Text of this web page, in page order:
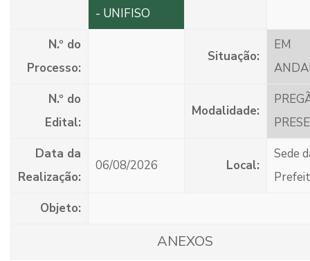
- UNIFISO
N.º do
Processo:
Situação:
EM
N.º do
Edital:
Modalidade:
Data da
Realização:
06/08/2026 Local:
Sede
Objeto:
ANEXOS